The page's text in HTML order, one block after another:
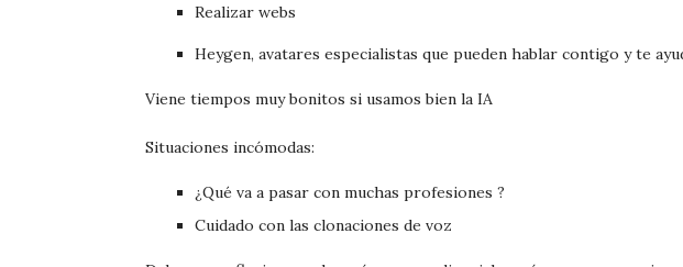
Realizar webs
Heygen, avatares especialistas que pueden hablar contigo y te
Viene tiempos muy bonitos si usamos bien la IA
Situaciones incómodas:
¿Qué va a pasar con muchas profesiones ?
Cuidado con las clonaciones de voz